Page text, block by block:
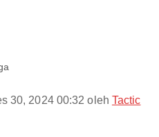
30, 2024 00:32 oleh Tactic